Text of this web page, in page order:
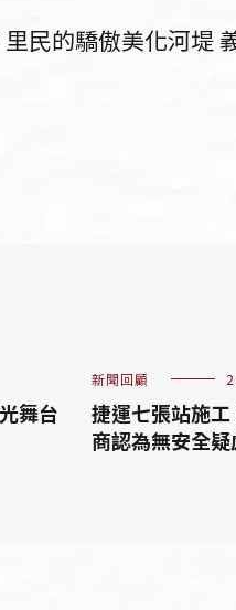
民的驕傲美化河堤
舞台
新聞回顧
捷運七張站施
商認為無安全